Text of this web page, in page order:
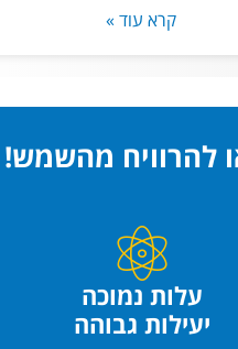
קרא עוד »
להרוויח מהשמש!
עלות נמוכה
יעילות גבוהה